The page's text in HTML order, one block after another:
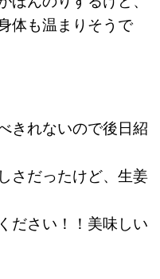
体も温まりそうで
きれないので後日紹
さだったけど、生姜
ださい！！美味しい